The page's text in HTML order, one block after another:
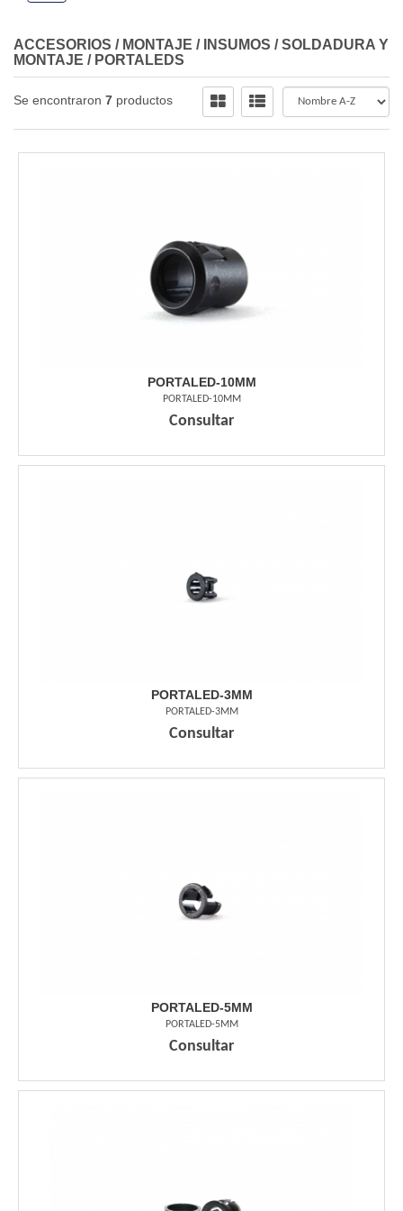
ACCESORIOS / MONTAJE / INSUMOS /SOLDADURA Y
MONTAJE / PORTALEDS
Se encontraron 7 productos
PORTALED-10MM
PORTALED-10MM
Consultar
PORTALED-3MM
PORTALED-3MM
Consultar
PORTALED-5MM
PORTALED-5MM
Consultar